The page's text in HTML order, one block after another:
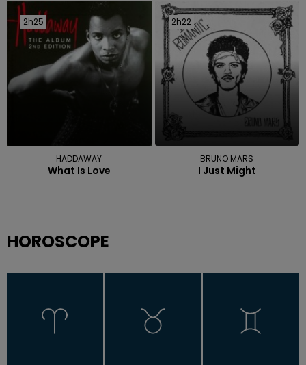
2h25
2h25
HADDAWAY
What Is Love
2h22
2h22
BRUNO MARS
I Just Might
HOROSCOPE